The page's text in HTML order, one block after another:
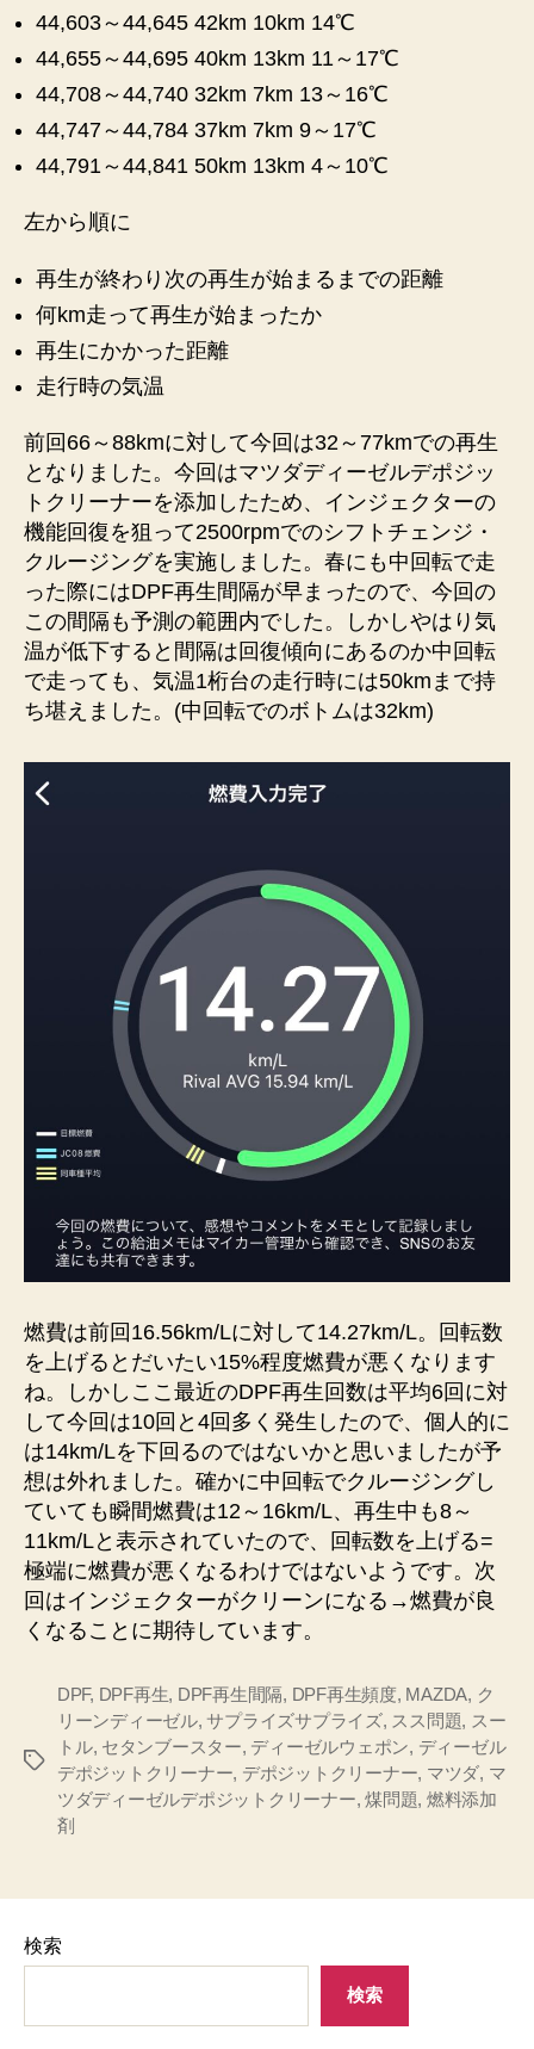
44,603～44,645 42km 10km 14℃
44,655～44,695 40km 13km 11～17℃
44,708～44,740 32km 7km 13～16℃
44,747～44,784 37km 7km 9～17℃
44,791～44,841 50km 13km 4～10℃
左から順に
再生が終わり次の再生が始まるまでの距離
何km走って再生が始まったか
再生にかかった距離
走行時の気温
前回66～88kmに対して今回は32～77kmでの再生
となりました。今回はマツダディーゼルデポジッ
トクリーナーを添加したため、インジェクターの
機能回復を狙って2500rpmでのシフトチェンジ・
クルージングを実施しました。春にも中回転で走
った際にはDPF再生間隔が早まったので、今回の
この間隔も予測の範囲内でした。しかしやはり気
温が低下すると間隔は回復傾向にあるのか中回転
で走っても、気温1桁台の走行時には50kmまで持
ち堪えました。(中回転でのボトムは32km)
燃費は前回16.56km/Lに対して14.27km/L。回転数
を上げるとだいたい15%程度燃費が悪くなります
ね。しかしここ最近のDPF再生回数は平均6回に対
して今回は10回と4回多く発生したので、個人的に
は14km/Lを下回るのではないかと思いましたが予
想は外れました。確かに中回転でクルージングし
ていても瞬間燃費は12～16km/L、再生中も8～
11km/Lと表示されていたので、回転数を上げる=
極端に燃費が悪くなるわけではないようです。次
回はインジェクターがクリーンになる→燃費が良
くなることに期待しています。
タ
DPF, DPF再生, DPF再生間隔, DPF再生頻度, MAZDA, ク
リーンディーゼル,サプライズサプライズ, スス問題, スー
トル, セタンブースター, ディーゼルウェポン, ディーゼル
デポジットクリーナー, デポジットクリーナー, マツダ, マ
ツダディーゼルデポジットクリーナー,煤問題, 燃料添加
剤
検索
検索